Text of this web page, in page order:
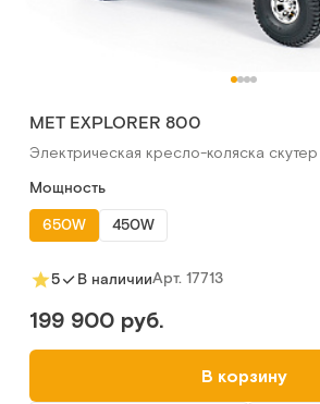
MET EXPLORER 800
Электрическая кресло-коляска скутер
Мощность
650W
450W
5 В наличииАрт. 17713
199 900 руб.
В корзину